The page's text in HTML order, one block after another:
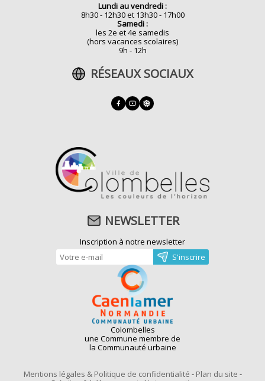
Lundi au vendredi :
8h30 - 12h30 et 13h30 - 17h00
Samedi :
les 2e et 4e samedis
(hors vacances scolaires)
9h - 12h
RÉSEAUX SOCIAUX
NEWSLETTER
Inscription à notre newsletter
Colombelles
une Commune membre de
la Communauté urbaine
Mentions légales & Politique de confidentialité - Plan du site -